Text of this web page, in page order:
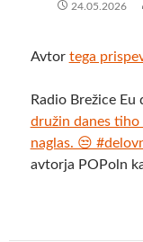
24.05.2026
Avtor tega
Radio Brežice
družin danes
naglas. 😒
avtorja POPoln